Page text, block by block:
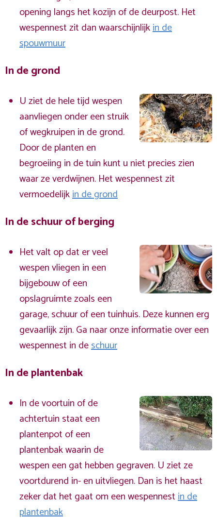
opening langs het kozijn of de deurpost. Het
wespennest zit dan waarschijnlijkin de
spouwmuur
In de grond
U ziet de hele tijd wespen
aanvliegen onder een struik
of wegkruipen in de grond.
Door de planten en
begroeiing in de tuin kunt u niet precies zien
waar ze verdwijnen. Het wespennest zit
vermoedelijkin de grond
In de schuur of berging
Het valt op dat er veel
wespen vliegen in een
bijgebouw of een
opslagruimte zoals een
garage, schuur of een tuinhuis. Deze kunnen erg
gevaarlijk zijn. Ga naar onze informatie over een
wespennest in deschuur
In de plantenbak
In de voortuin of de
achtertuin staat een
plantenpot of een
plantenbak waarin de
wespen een gat hebben gegraven. U ziet ze
voortdurend in- en uitvliegen. Dan is het haast
zeker dat het gaat om een wespennestin de
plantenbak